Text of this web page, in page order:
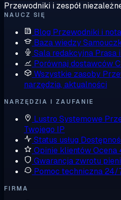
Przewodniki i zespół
NAUCZ SIĘ
Blog Przewodniki i
Baza wiedzy
Sala redakcyjna Prasa
Porównaj dostawców
Wszystkie zasoby
narzędzia, aktualności
NARZĘDZIA I ZAUFANIE
Lustro Systemowe
Twojego IP
Status usług
Opinie klientówOcena
Gwarancja zwrotu
Pomoc techniczna 24/
FIRMA